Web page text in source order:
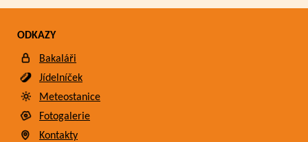
ODKAZY
Bakaláři
Jídelníček
Meteostanice
Fotogalerie
Kontakty